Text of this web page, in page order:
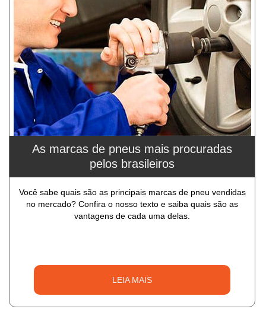
As marcas de pneus mais procuradas
pelos brasileiros
Você sabe quais são as principais marcas de pneu vendidas
no mercado? Confira o nosso texto e saiba quais são as
vantagens de cada uma delas.
LEIA MAIS